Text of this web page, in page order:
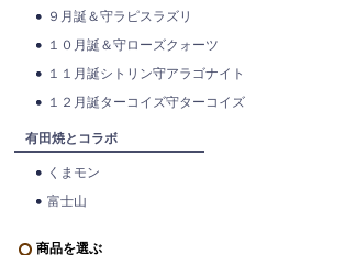
９月誕＆守ラピスラズリ
１０月誕＆守ローズクォーツ
１１月誕シトリン守アラゴナイト
１２月誕ターコイズ守ターコイズ
有田焼とコラボ
くまモン
富士山
商品を選ぶ